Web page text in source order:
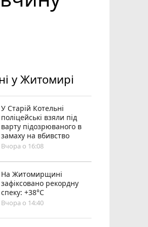
у Житомирі
У Старій Котельні
поліцейські взяли під
варту підозрюваного в
замаху на вбивство
Вчора о 16:08
Н️а Житомирщині
зафіксовано рекордну
спеку: +38°C
Вчора о 14:40